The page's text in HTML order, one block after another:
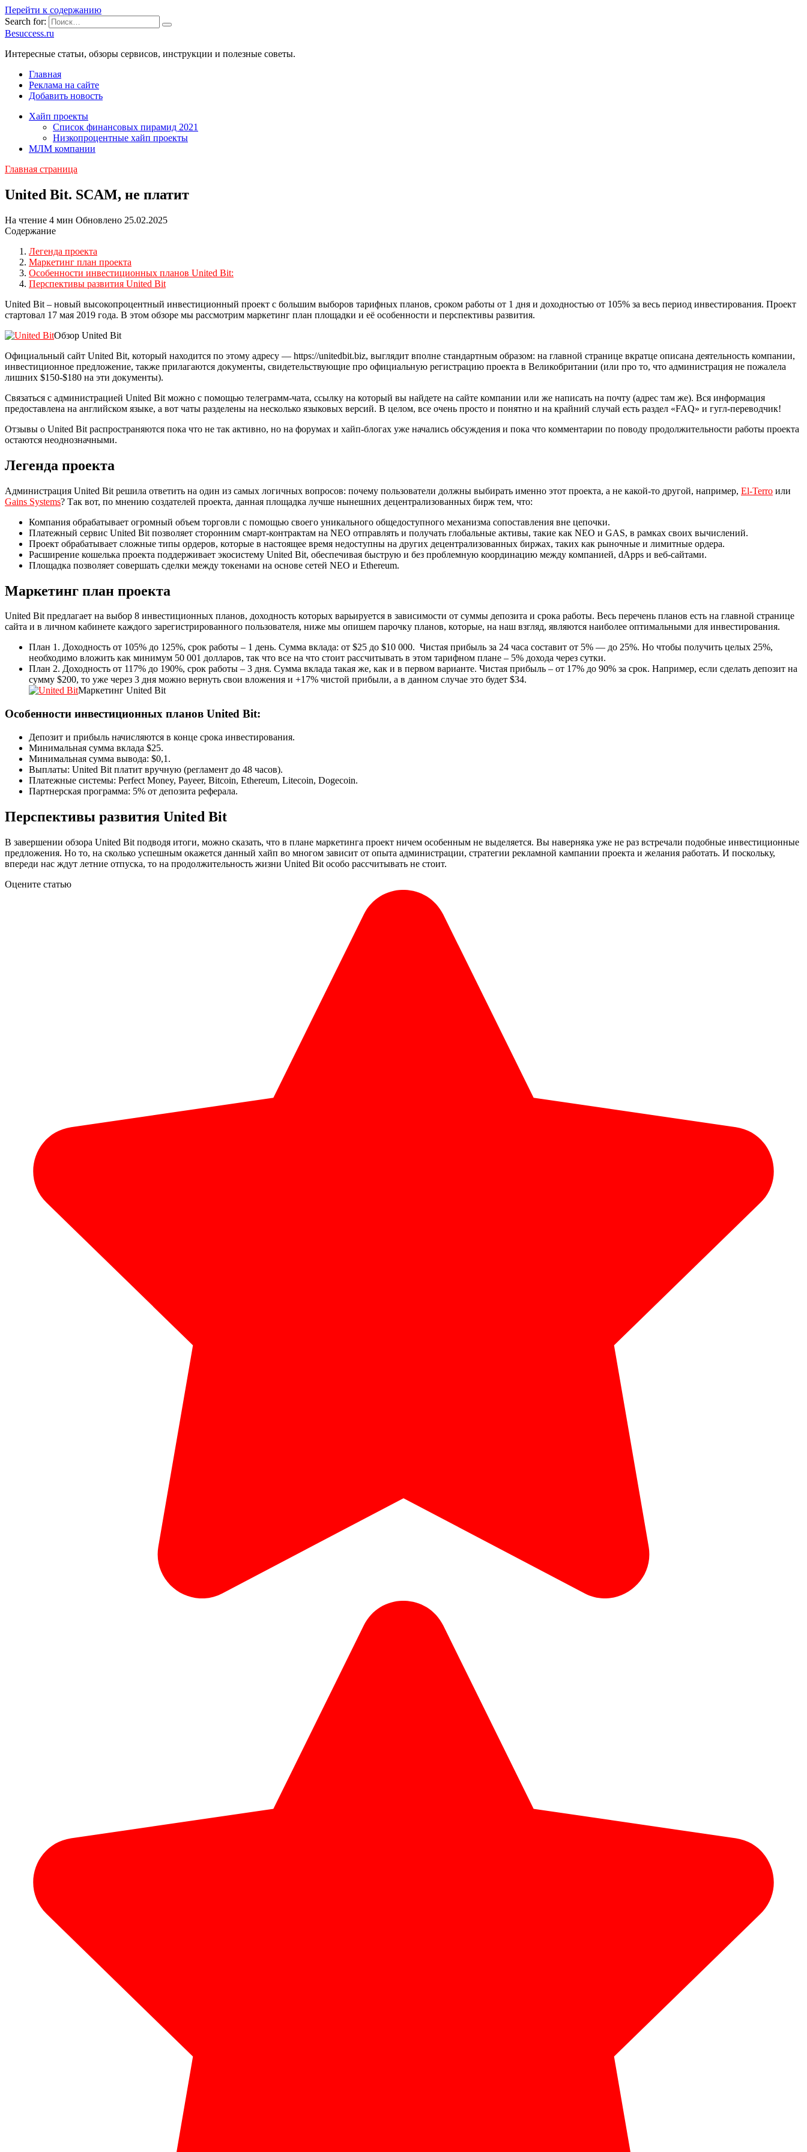
Перейти к содержанию
Search for:
Besuccess.ru
Интересные статьи, обзоры сервисов, инструкции и полезные советы.
Главная
Реклама на сайте
Добавить новость
Хайп проекты
Список финансовых пирамид 2021
Низкопроцентные хайп проекты
МЛМ компании
Главная страница
United Bit. SCAM, не платит
На чтение 4 мин Обновлено 25.02.2025
Содержание
Легенда проекта
Маркетинг план проекта
Особенности инвестиционных планов United Bit:
Перспективы развития United Bit
United Bit – новый высокопроцентный инвестиционный проект с большим выборов тарифных планов, сроком работы от 1 дня и доходностью от 105% за весь период инвестирования. Проект
стартовал 17 мая 2019 года. В этом обзоре мы рассмотрим маркетинг план площадки и её особенности и перспективы развития.
Обзор United Bit
Официальный сайт United Bit, который находится по этому адресу — https://unitedbit.biz, выглядит вполне стандартным образом: на главной странице вкратце описана деятельность компании,
инвестиционное предложение, также прилагаются документы, свидетельствующие про официальную регистрацию проекта в Великобритании (или про то, что администрация не пожалела
лишних $150-$180 на эти документы).
Связаться с администрацией United Bit можно с помощью телеграмм-чата, ссылку на который вы найдете на сайте компании или же написать на почту (адрес там же). Вся информация
предоставлена на английском языке, а вот чаты разделены на несколько языковых версий. В целом, все очень просто и понятно и на крайний случай есть раздел «FAQ» и гугл-переводчик!
Отзывы о United Bit распространяются пока что не так активно, но на форумах и хайп-блогах уже начались обсуждения и пока что комментарии по поводу продолжительности работы проекта
остаются неоднозначными.
Легенда проекта
Администрация United Bit решила ответить на один из самых логичных вопросов: почему пользователи должны выбирать именно этот проекта, а не какой-то другой, например, El-Terro или
Gains Systems? Так вот, по мнению создателей проекта, данная площадка лучше нынешних децентрализованных бирж тем, что:
Компания обрабатывает огромный объем торговли с помощью своего уникального общедоступного механизма сопоставления вне цепочки.
Платежный сервис United Bit позволяет сторонним смарт-контрактам на NEO отправлять и получать глобальные активы, такие как NEO и GAS, в рамках своих вычислений.
Проект обрабатывает сложные типы ордеров, которые в настоящее время недоступны на других децентрализованных биржах, таких как рыночные и лимитные ордера.
Расширение кошелька проекта поддерживает экосистему United Bit, обеспечивая быструю и без проблемную координацию между компанией, dApps и веб-сайтами.
Площадка позволяет совершать сделки между токенами на основе сетей NEO и Ethereum.
Маркетинг план проекта
United Bit предлагает на выбор 8 инвестиционных планов, доходность которых варьируется в зависимости от суммы депозита и срока работы. Весь перечень планов есть на главной странице
сайта и в личном кабинете каждого зарегистрированного пользователя, ниже мы опишем парочку планов, которые, на наш взгляд, являются наиболее оптимальными для инвестирования.
План 1. Доходность от 105% до 125%, срок работы – 1 день. Сумма вклада: от $25 до $10 000. Чистая прибыль за 24 часа составит от 5% — до 25%. Но чтобы получить целых 25%,
необходимо вложить как минимум 50 001 долларов, так что все на что стоит рассчитывать в этом тарифном плане – 5% дохода через сутки.
План 2. Доходность от 117% до 190%, срок работы – 3 дня. Сумма вклада такая же, как и в первом варианте. Чистая прибыль – от 17% до 90% за срок. Например, если сделать депозит на
сумму $200, то уже через 3 дня можно вернуть свои вложения и +17% чистой прибыли, а в данном случае это будет $34.
Маркетинг United Bit
Особенности инвестиционных планов United Bit:
Депозит и прибыль начисляются в конце срока инвестирования.
Минимальная сумма вклада $25.
Минимальная сумма вывода: $0,1.
Выплаты: United Bit платит вручную (регламент до 48 часов).
Платежные системы: Perfect Money, Payeer, Bitcoin, Ethereum, Litecoin, Dogecoin.
Партнерская программа: 5% от депозита реферала.
Перспективы развития United Bit
В завершении обзора United Bit подводя итоги, можно сказать, что в плане маркетинга проект ничем особенным не выделяется. Вы наверняка уже не раз встречали подобные инвестиционные
предложения. Но то, на сколько успешным окажется данный хайп во многом зависит от опыта администрации, стратегии рекламной кампании проекта и желания работать. И поскольку,
впереди нас ждут летние отпуска, то на продолжительность жизни United Bit особо рассчитывать не стоит.
Оцените статью